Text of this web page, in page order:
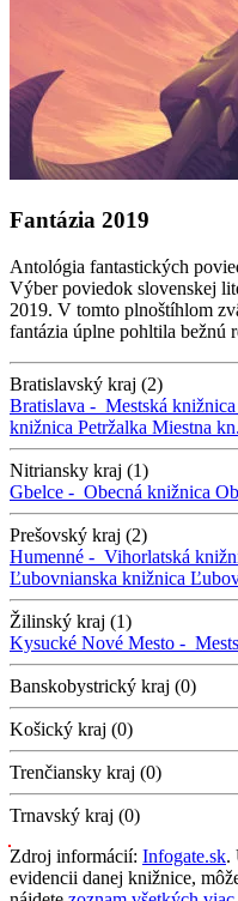
Fantázia 2019
Antológia fantastických
Výber poviedok slovenskej
2019. V tomto plnoštíhlom
fantázia úplne pohltila bežnú
Bratislavský kraj (2)
Bratislava - Mestská knižnica
knižnica Petržalka Miestna
Nitriansky kraj (1)
Gbelce - Obecná knižnica
Prešovský kraj (2)
Humenné - Vihorlatská
Ľubovnianska knižnica
Žilinský kraj (1)
Kysucké Nové Mesto -
Banskobystrický kraj (0)
Košický kraj (0)
Trenčiansky kraj (0)
Trnavský kraj (0)
Zdroj informácií: Infogate.sk.
evidencii danej knižnice,